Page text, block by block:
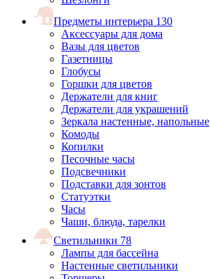
Предметы интерьера 130
Аксессуары для дома
Вазы для цветов
Газетницы
Глобусы
Горшки для цветов
Держатели для книг
Держатели для украшений
Зеркала настенные, напольные
Комоды
Копилки
Песочные часы
Подсвечники
Подставки для зонтов
Статуэтки
Часы
Чаши, блюда, тарелки
Светильники 78
Лампы для бассейна
Настенные светильники